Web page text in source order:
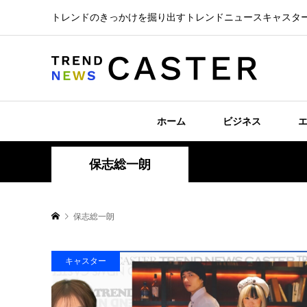
トレンドのきっかけを掘り出すトレンドニュースキャスタ
ホーム ビジネス
保志総一朗
保志総一朗
キャスター